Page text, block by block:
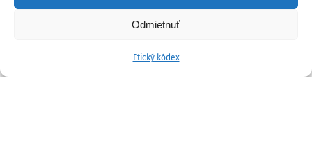
Odmietnuť
Etický kódex